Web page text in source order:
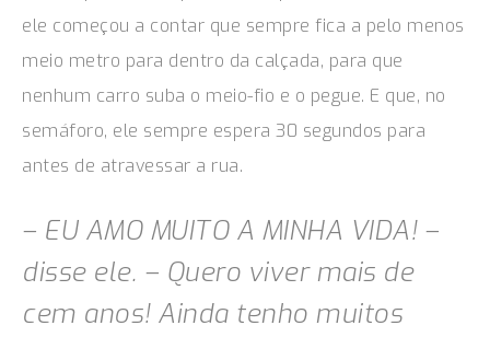
ele começou a contar que sempre fica a pelo menos
meio metro para dentro da calçada, para que
nenhum carro suba o meio-fio e o pegue. E que, no
semáforo, ele sempre espera 30 segundos para
antes de atravessar a rua.
– EU AMO MUITO A MINHA VIDA! –
disse ele. – Quero viver mais de
cem anos! Ainda tenho muitos